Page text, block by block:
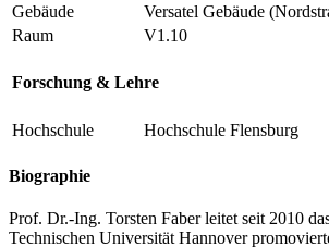
Gebäude
Versatel Gebäude
Raum
V1.10
Forschung & Lehre
Hochschule Hochschule Flensburg
Biographie
Prof. Dr.-Ing. Torsten Faber leitet seit 2010
Technischen Universität Hannover